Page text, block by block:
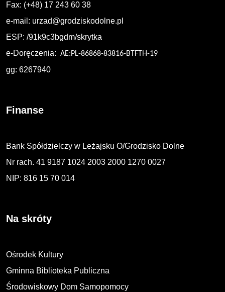
Fax: (+48) 17 243 60 38
e-mail: urzad@grodziskodolne.pl
ESP: /91k9c3bgdm/skrytka
e-Doręczenia: AE:PL-86868-83816-BTFTH-19
gg: 6267940
Finanse
Bank Spółdzielczy w Leżajsku O/Grodzisko Dolne
Nr rach. 41 9187 1024 2003 2000 1270 0027
NIP: 816 15 70 014
Na skróty
Ośrodek Kultury
Gminna Biblioteka Publiczna
Środowiskowy Dom Samopomocy